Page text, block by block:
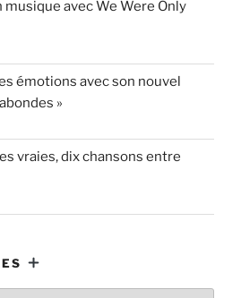
musique avec We Were Only
émotions avec son nouvel
»
vraies, dix chansons entre